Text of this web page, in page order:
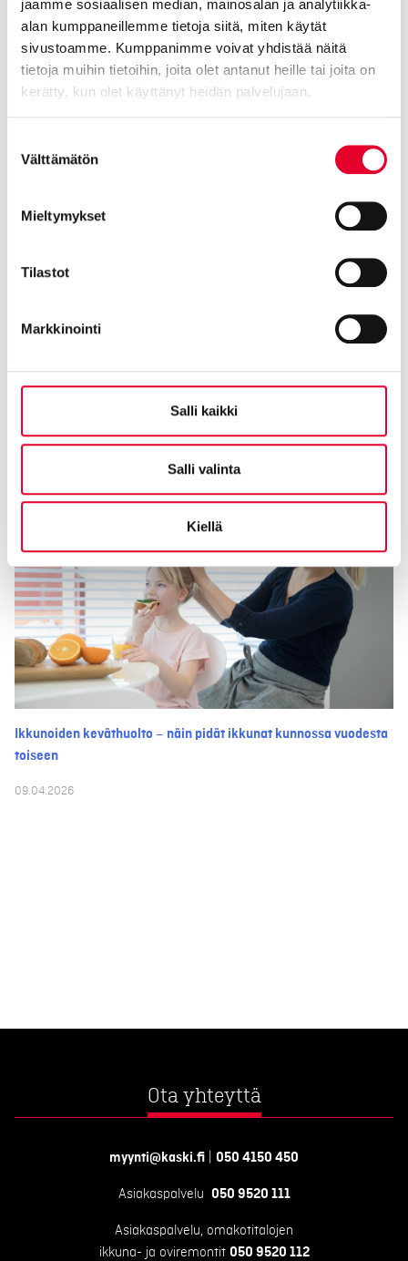
jaamme sosiaalisen median, mainosalan ja analytiikka-
alan kumppaneillemme tietoja siitä, miten käytät
sivustoamme. Kumppanimme voivat yhdistää näitä
tietoja muihin tietoihin, joita olet antanut heille tai joita on
kerätty, kun olet käyttänyt heidän palvelujaan.
valinta
Välttämätön
Mieltymykset
Tilastot
Markkinointi
Salli kaikki
Salli valinta
Kiellä
Asuntomessut Lempäälässä 2026 – Tutustu Kasken ikkunoihin
ja oviin useissa messukohteissa
13.07.2026
28.04.2026
Ikkunoiden keväthuolto – näin pidät ikkunat kunnossa vuodesta
toiseen
09.04.2026
Ota yhteyttä
myynti@kaski.fi 050 4150 450
Asiakaspalvelu 050 9520 111
Asiakaspalvelu, omakotitalojen
ikkuna- ja oviremontit 050 9520 112